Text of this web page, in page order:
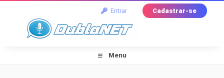
Entrar Cadastrar-se
Menu